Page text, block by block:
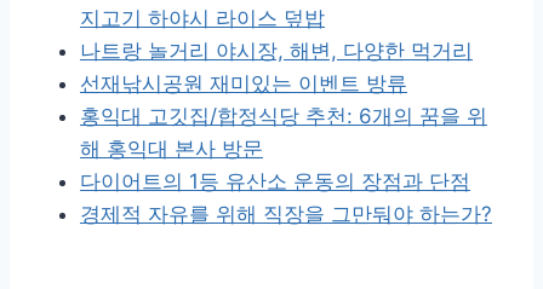
지고기 하야시 라이스 덮밥
나트랑 놀거리 야시장, 해변, 다양한 먹거리
선재낚시공원 재미있는 이벤트 방류
홍익대 고깃집/합정식당 추천: 6개의 꿈을 위
해 홍익대 본사 방문
다이어트의 1등 유산소 운동의 장점과 단점
경제적 자유를 위해 직장을 그만둬야 하는가?